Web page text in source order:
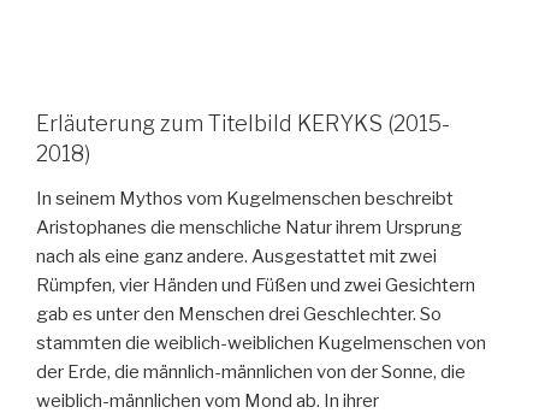
Erläuterung zum Titelbild KERYKS (2015-
2018)
In seinem Mythos vom Kugelmenschen beschreibt
Aristophanes die menschliche Natur ihrem Ursprung
nach als eine ganz andere. Ausgestattet mit zwei
Rümpfen, vier Händen und Füßen und zwei Gesichtern
gab es unter den Menschen drei Geschlechter. So
stammten die weiblich-weiblichen Kugelmenschen von
der Erde, die männlich-männlichen von der Sonne, die
weiblich-männlichen vom Mond ab. In ihrer